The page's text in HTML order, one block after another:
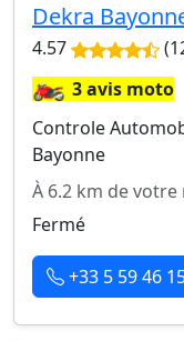
Dekra
4.57
🏍️3 avis moto
Controle
Bayonne
À 6.2 km de
Fermé
+33 5 59 46